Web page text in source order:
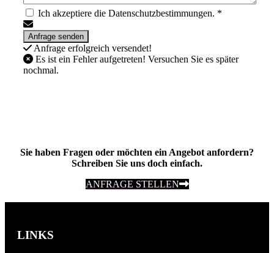
Ich akzeptiere die Datenschutzbestimmungen. *
Anfrage erfolgreich versendet!
Es ist ein Fehler aufgetreten! Versuchen Sie es später
nochmal.
Sie haben Fragen oder möchten ein Angebot anfordern?
Schreiben Sie uns doch einfach.
ANFRAGE STELLEN
LINKS